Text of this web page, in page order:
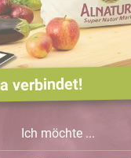
verbindet!
Ich möchte ...